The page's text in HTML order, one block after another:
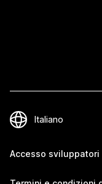
Accesso sviluppatori